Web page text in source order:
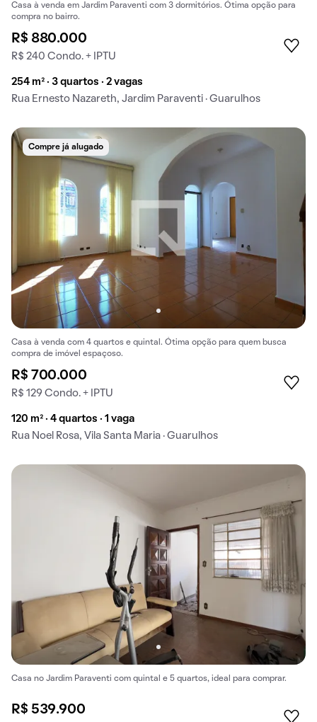
Casa à venda em Jardim Paraventi com 3 dormitórios. Ótima opção para
compra no bairro.
R$ 880.000
R$ 240 Condo. + IPTU
254 m² · 3 quartos · 2 vagas
Rua Ernesto Nazareth, Jardim Paraventi · Guarulhos
Compre já alugado
Casa à venda com 4 quartos e quintal. Ótima opção para quem busca
compra de imóvel espaçoso.
R$ 700.000
R$ 129 Condo. + IPTU
120 m² · 4 quartos · 1 vaga
Rua Noel Rosa, Vila Santa Maria · Guarulhos
Casa no Jardim Paraventi com quintal e 5 quartos, ideal para comprar.
R$ 539.900